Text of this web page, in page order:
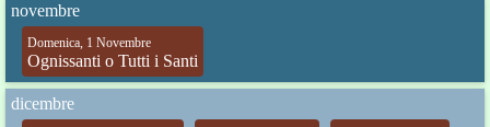
novembre
Domenica, 1 Novembre
Ognissanti o Tutti i Santi
dicembre